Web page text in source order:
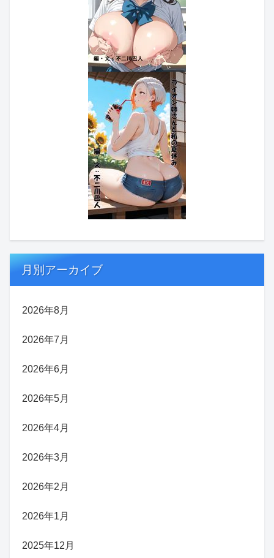
月別アーカイブ
2026年8月
2026年7月
2026年6月
2026年5月
2026年4月
2026年3月
2026年2月
2026年1月
2025年12月